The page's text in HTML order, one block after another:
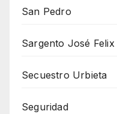
San Pedro
Sargento José
Secuestro Urbieta
Seguridad